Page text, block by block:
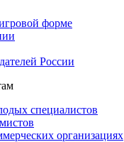
форме
России
специалистов
организациях